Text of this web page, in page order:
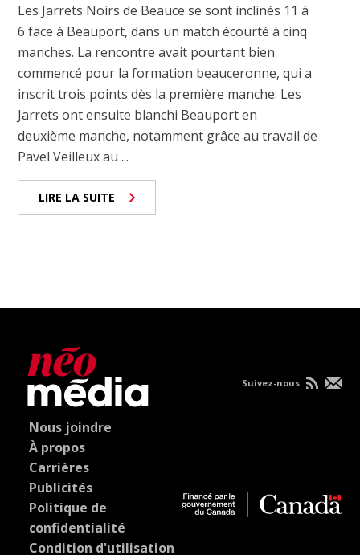
Les Jarrets Noirs de Beauce se sont inclinés 11 à
6 face à Beauport, dans un match écourté à cinq
manches. La rencontre avait pourtant bien
commencé pour la formation beauceronne, qui a
inscrit trois points dès la première manche. Les
Jarrets ont ensuite blanchi Beauport en
deuxième manche, notamment grâce au travail de
Pavel Veilleux au ...
LIRE LA SUITE
Nous joindre
À propos
Carrières
Publicités
Politique de
confidentialité
Condition d'utilisation
Suivez-nous